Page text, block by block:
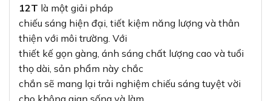
12T là một giải pháp
chiếu sáng hiện đại, tiết kiệm năng lượng và thân
thiện với môi trường. Với
thiết kế gọn gàng, ánh sáng chất lượng cao và tuổi
thọ dài, sản phẩm này chắc
chắn sẽ mang lại trải nghiệm chiếu sáng tuyệt vời